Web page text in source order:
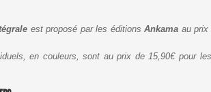
est proposé par les éditions Ankama au prix
en couleurs, sont au prix de 15,90€ pour